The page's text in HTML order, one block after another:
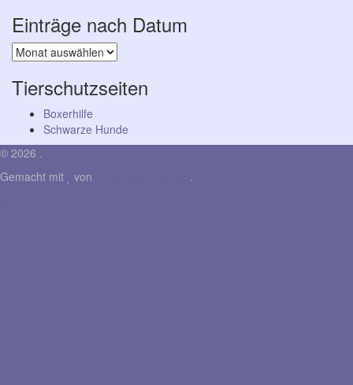
Einträge nach Datum
Einträge
nach
Datum
Tierschutzseiten
Boxerhilfe
Schwarze Hunde
© 2026 .
Gemacht mit
von .